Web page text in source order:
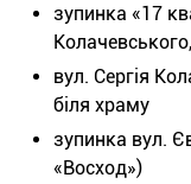
зупинка «17
вул. Сергія
біля храму
зупинка вул.
«Восход»)